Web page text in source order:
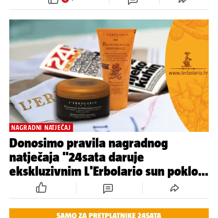
NAGRADNI NATJEČAJ
Donosimo pravila nagradnog
natječaja "24sata daruje
ekskluzivnim L'Erbolario sun poklon
paketom!''